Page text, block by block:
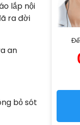
lắp nội
ra đời
an
bỏ sót